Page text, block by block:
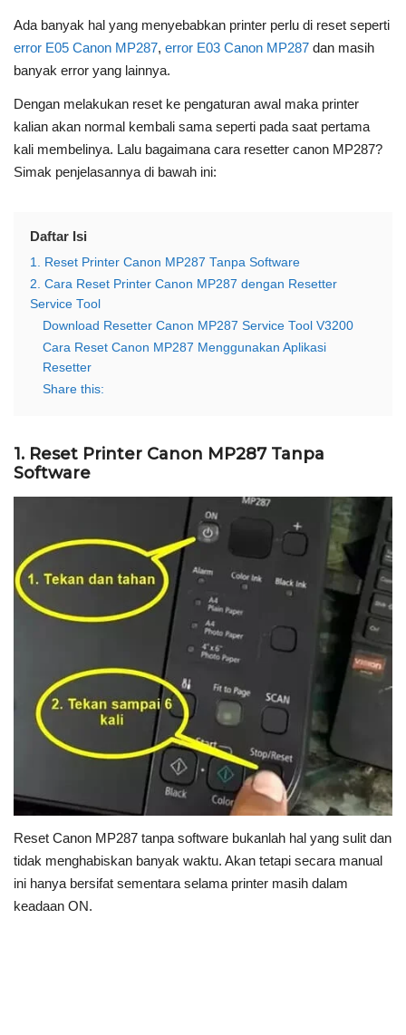
Ada banyak hal yang menyebabkan printer perlu di reset seperti
error E05 Canon MP287, error E03 Canon MP287 dan masih
banyak error yang lainnya.
Dengan melakukan reset ke pengaturan awal maka printer
kalian akan normal kembali sama seperti pada saat pertama
kali membelinya. Lalu bagaimana cara resetter canon MP287?
Simak penjelasannya di bawah ini:
Daftar Isi
1. Reset Printer Canon MP287 Tanpa Software
2. Cara Reset Printer Canon MP287 dengan Resetter
Service Tool
Download Resetter Canon MP287 Service Tool V3200
Cara Reset Canon MP287 Menggunakan Aplikasi
Resetter
Share this:
1. Reset Printer Canon MP287 Tanpa
Software
Reset Canon MP287 tanpa software bukanlah hal yang sulit dan
tidak menghabiskan banyak waktu. Akan tetapi secara manual
ini hanya bersifat sementara selama printer masih dalam
keadaan ON.